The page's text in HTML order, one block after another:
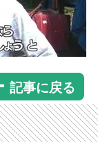
記事に戻る